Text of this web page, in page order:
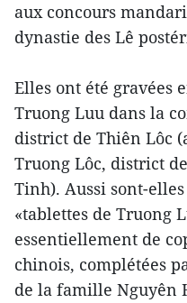
aux concours
dynastie des Lê
Elles ont été gravées
Truong Luu dans la
district de Thiên Lôc
Truong Lôc, district
Tinh). Aussi sont-
«tablettes de Truong
essentiellement de
chinois, complétées
de la famille Nguyên